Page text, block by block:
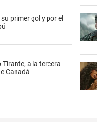
primer gol y por el
Tirante, a la tercera
Canadá